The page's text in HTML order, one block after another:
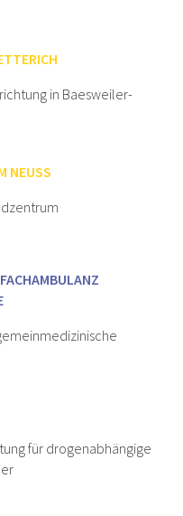
in Baesweiler-
NEUSS
für drogenabhängige